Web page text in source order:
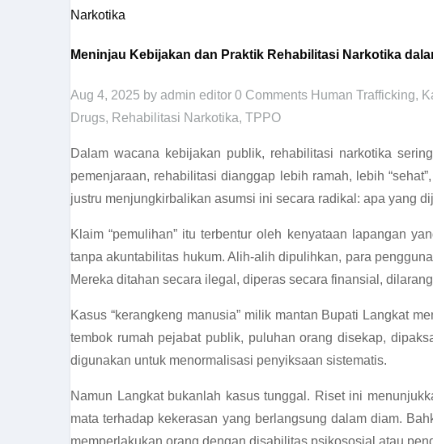
Narkotika
Meninjau Kebijakan dan Praktik Rehabilitasi Narkotika
Aug 4, 2025 by admin editor 0 Comments Human Trafficking,
Drugs, Rehabilitasi Narkotika, TPPO
Dalam wacana kebijakan publik, rehabilitasi narkotika
pemenjaraan, rehabilitasi dianggap lebih ramah, lebih
justru menjungkirbalikan asumsi ini secara radikal: apa yang
Klaim “pemulihan” itu terbentur oleh kenyataan lapangan
tanpa akuntabilitas hukum. Alih-alih dipulihkan, para
Mereka ditahan secara ilegal, diperas secara finansial,
Kasus “kerangkeng manusia” milik mantan Bupati Langkat
tembok rumah pejabat publik, puluhan orang disekap,
digunakan untuk menormalisasi penyiksaan sistematis.
Namun Langkat bukanlah kasus tunggal. Riset ini
mata terhadap kekerasan yang berlangsung dalam diam.
memperlakukan orang dengan disabilitas psikososial atau